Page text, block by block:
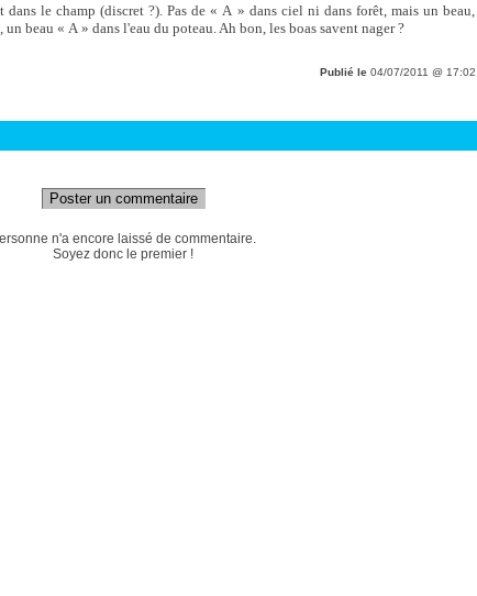
le champ (discret ?). Pas de « A » dans ciel ni dans forêt, mais un
beau « A » dans l'eau du poteau. Ah bon, les boas savent nager ?
Publié le 04/07/2011 @
Poster un commentaire
n'a encore laissé de commentaire.
Soyez donc le premier !